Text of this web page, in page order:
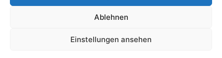
Ablehnen
Einstellungen ansehen